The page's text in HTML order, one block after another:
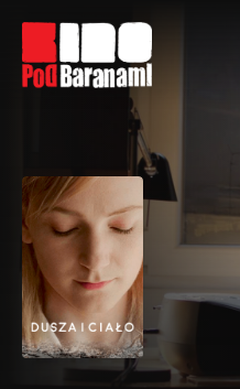
Linki ułatwień